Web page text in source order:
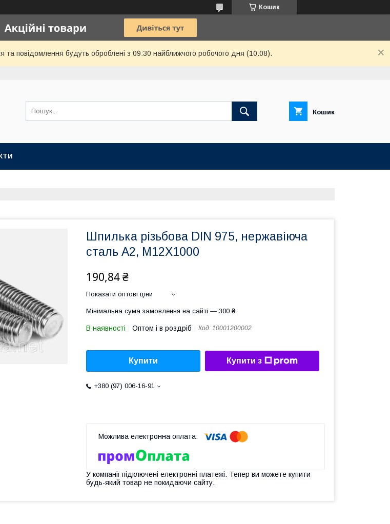
Кошик
та повідомлення будуть оброблені з 09:30 найближчого робочого дня (10.08).
Кошик
Шпилька різьбова DIN 975, нержавіюча
сталь A2, M12X1000
190,84 ₴
Показати оптові ціни
Мінімальна сума замовлення на сайті — 300 ₴
В наявності Оптом і в роздріб Код: 10001200002
Купити Купити з
+380 (97) 006-16-91
У компанії підключені електронні платежі. Тепер ви можете купити
будь-який товар не покидаючи сайту.